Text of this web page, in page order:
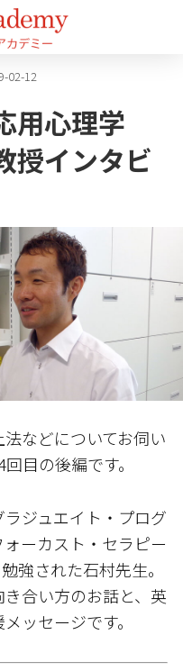
02-12
用心理学
授インタビ
などについてお伺い
目の後編です。
ジュエイト・プログ
ーカスト・セラピー
強された石村先生。
合い方のお話と、英
ッセージです。